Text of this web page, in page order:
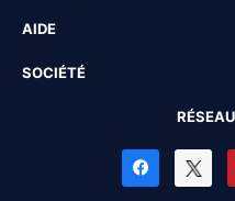
AIDE
SOCIÉTÉ